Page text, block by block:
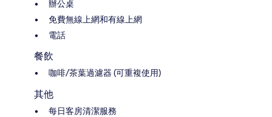
辦公桌
免費無線上網和有線上網
電話
餐飲
咖啡/茶葉過濾器 (可重複使用)
其他
每日客房清潔服務